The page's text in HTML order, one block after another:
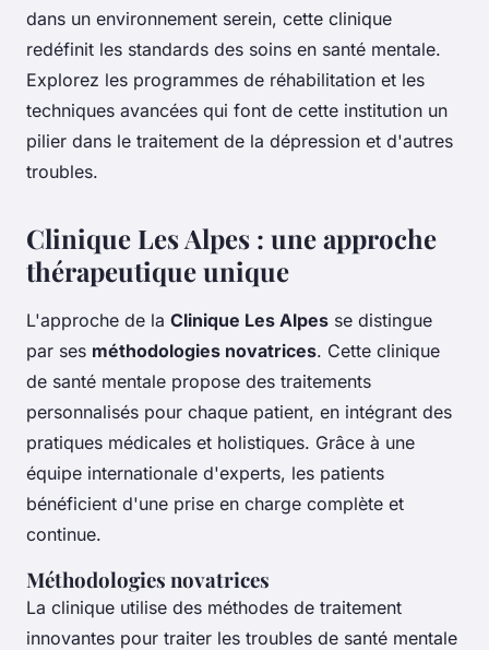
dans un environnement serein, cette clinique
redéfinit les standards des soins en santé mentale.
Explorez les programmes de réhabilitation et les
techniques avancées qui font de cette institution un
pilier dans le traitement de la dépression et d'autres
troubles.
Clinique Les Alpes : une approche
thérapeutique unique
L'approche de la Clinique Les Alpes se distingue
par ses méthodologies novatrices. Cette clinique
de santé mentale propose des traitements
personnalisés pour chaque patient, en intégrant des
pratiques médicales et holistiques. Grâce à une
équipe internationale d'experts, les patients
bénéficient d'une prise en charge complète et
continue.
Méthodologies novatrices
La clinique utilise des méthodes de traitement
innovantes pour traiter les troubles de santé mentale